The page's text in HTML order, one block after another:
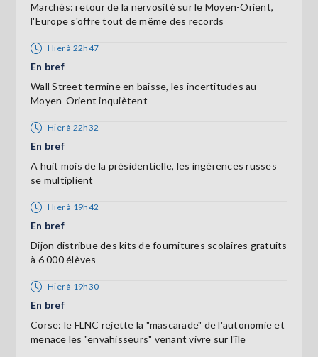
Marchés: retour de la nervosité sur le Moyen-Orient,
l'Europe s'offre tout de même des records
Hier à 22h47
En bref
Wall Street termine en baisse, les incertitudes au
Moyen-Orient inquiètent
Hier à 22h32
En bref
A huit mois de la présidentielle, les ingérences russes
se multiplient
Hier à 19h42
En bref
Dijon distribue des kits de fournitures scolaires gratuits
à 6 000 élèves
Hier à 19h30
En bref
Corse: le FLNC rejette la "mascarade" de l'autonomie et
menace les "envahisseurs" venant vivre sur l'île